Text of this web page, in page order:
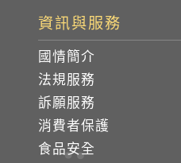
資訊與服務
國情簡介
法規服務
訴願服務
消費者保護
食品安全